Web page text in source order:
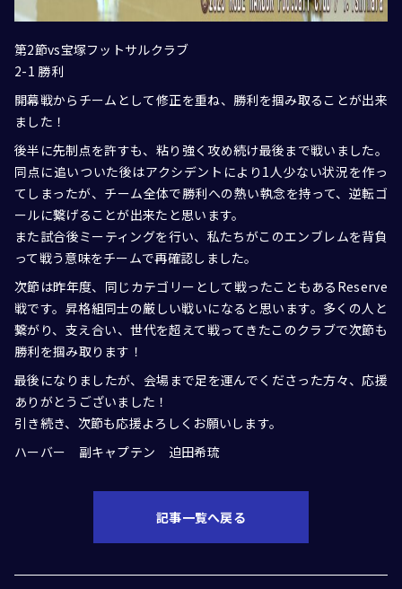
第2節vs宝塚フットサルクラブ
2-1 勝利
開幕戦からチームとして修正を重ね、勝利を掴み取ることが出来
ました！
後半に先制点を許すも、粘り強く攻め続け最後まで戦いました。
同点に追いついた後はアクシデントにより1人少ない状況を作っ
てしまったが、チーム全体で勝利への熱い執念を持って、逆転ゴ
ールに繋げることが出来たと思います。
また試合後ミーティングを行い、私たちがこのエンブレムを背負
って戦う意味をチームで再確認しました。
次節は昨年度、同じカテゴリーとして戦ったこともあるReserve
戦です。昇格組同士の厳しい戦いになると思います。多くの人と
繋がり、支え合い、世代を超えて戦ってきたこのクラブで次節も
勝利を掴み取ります！
最後になりましたが、会場まで足を運んでくださった方々、応援
ありがとうございました！
引き続き、次節も応援よろしくお願いします。
ハーバー 副キャプテン 迫田希琉
記事一覧へ戻る